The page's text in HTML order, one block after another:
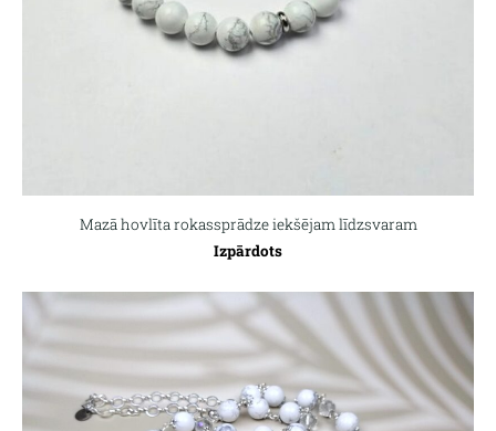
Mazā hovlīta rokassprādze iekšējam līdzsvaram
Izpārdots